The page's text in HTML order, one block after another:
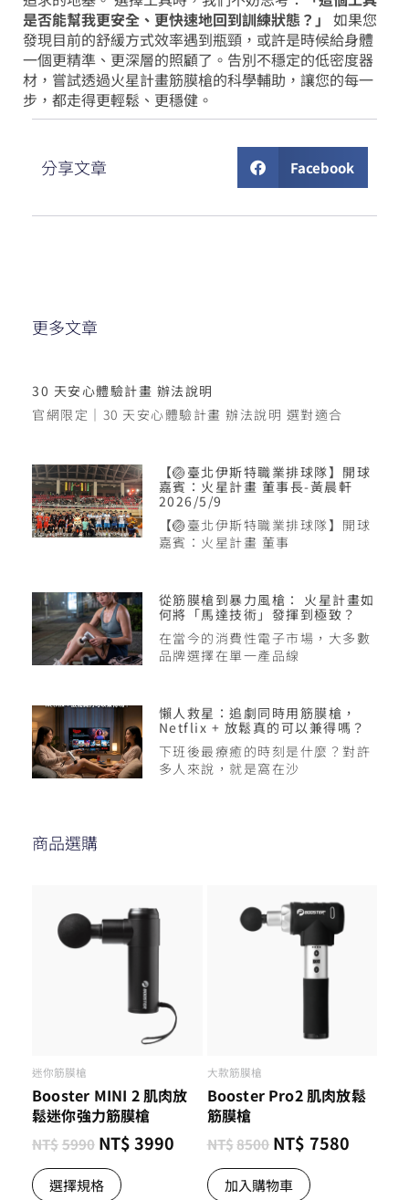
是否能幫我更安全、更快速地回到訓練狀態？」 如果您
發現目前的舒緩方式效率遇到瓶頸，或許是時候給身體
一個更精準、更深層的照顧了。告別不穩定的低密度器
材，嘗試透過火星計畫筋膜槍的科學輔助，讓您的每一
步，都走得更輕鬆、更穩健。
分享文章 Facebook
更多文章
30 天安心體驗計畫 辦法說明
官網限定｜30 天安心體驗計畫 辦法說明 選對適合
【🏐臺北伊斯特職業排球隊】開球
嘉賓：火星計畫 董事長-黃晨軒
2026/5/9
【🏐臺北伊斯特職業排球隊】開球
嘉賓：火星計畫 董事
從筋膜槍到暴力風槍： 火星計畫如
何將「馬達技術」發揮到極致？
在當今的消費性電子市場，大多數
品牌選擇在單一產品線
懶人救星：追劇同時用筋膜槍，
Netflix + 放鬆真的可以兼得嗎？
下班後最療癒的時刻是什麼？對許
多人來說，就是窩在沙
商品選購
迷你筋膜槍
Booster MINI 2 肌肉放
鬆迷你強力筋膜槍
NT$5990 NT$ 3990
選擇規格
大款筋膜槍
Booster Pro2 肌肉放鬆
筋膜槍
NT$8500 NT$ 7580
加入購物車